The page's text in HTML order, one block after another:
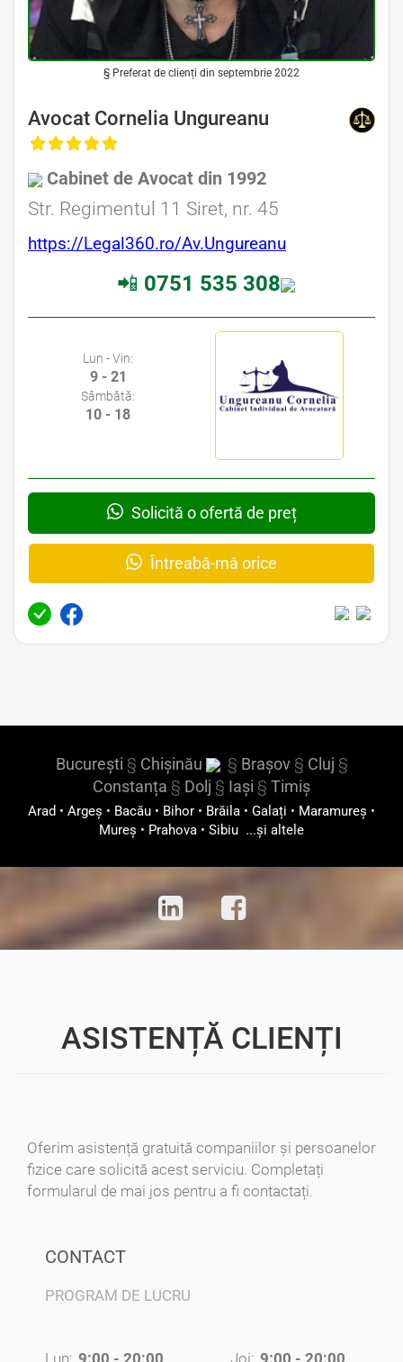
§ Preferat de clienți din septembrie 2022
Avocat Cornelia Ungureanu
Cabinet de Avocat din 1992
Str. Regimentul 11 Siret, nr. 45
https://Legal360.ro/Av.Ungureanu
📲 0751 535 308
Lun - Vin:
9 - 21
Sâmbătă:
10 - 18
Solicită o ofertă de preț
Întreabă-mă orice
București § Chișinău § Brașov§ Cluj §
Constanța § Dolj § Iași § Timiș
Arad • Argeș • Bacău • Bihor • Brăila • Galați • Maramureș •
Mureș • Prahova • Sibiu ...și altele
ASISTENȚĂ CLIENȚI
Oferim asistență gratuită companiilor și persoanelor
fizice care solicită acest serviciu. Completați
formularul de mai jos pentru a fi contactați.
CONTACT
PROGRAM DE LUCRU
Lun: 9:00 - 20:00 Joi: 9:00 - 20:00